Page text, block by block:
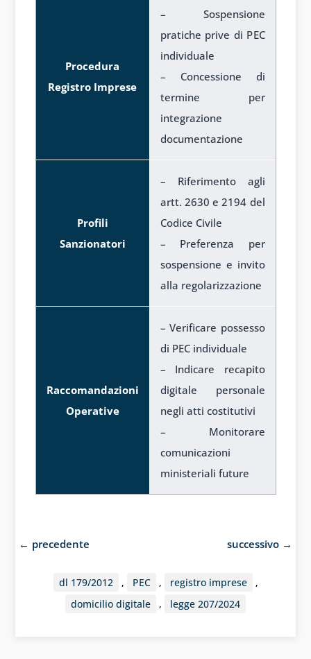
Procedura
Registro Imprese
– Sospensione
pratiche prive di PEC
individuale
– Concessione di
termine per
integrazione
documentazione
Profili
Sanzionatori
– Riferimento agli
artt. 2630 e 2194 del
Codice Civile
– Preferenza per
sospensione e invito
alla regolarizzazione
Raccomandazioni
Operative
– Verificare possesso
di PEC individuale
– Indicare recapito
digitale personale
negli atti costitutivi
– Monitorare
comunicazioni
ministeriali future
← precedente successivo →
dl 179/2012 , PEC , registro imprese
,
domicilio digitale
, legge 207/2024